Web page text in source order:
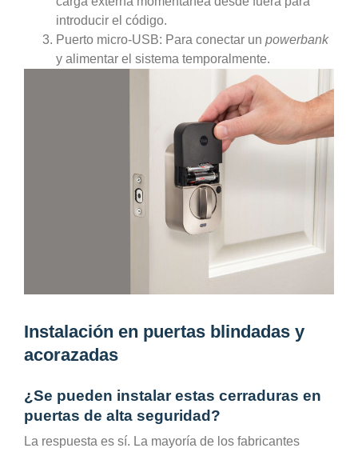
introducir el código.
Puerto micro-USB: Para conectar un powerbank
y alimentar el sistema temporalmente.
Instalación en puertas blindadas y
acorazadas
¿Se pueden instalar estas cerraduras en
puertas de alta seguridad?
La respuesta es sí. La mayoría de los fabricantes